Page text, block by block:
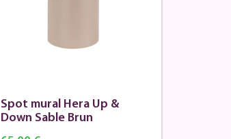
Spot mural Hera Up &
Down Sable Brun